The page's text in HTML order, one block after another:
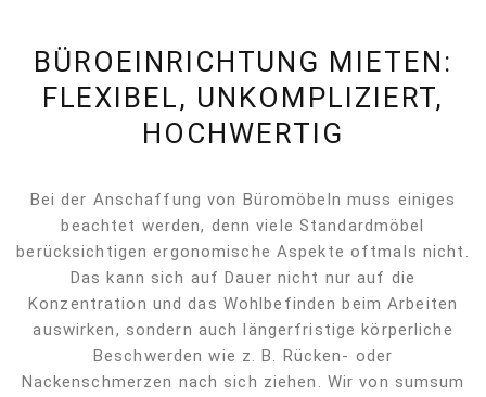
BÜROEINRICHTUNG MIETEN:
FLEXIBEL, UNKOMPLIZIERT,
HOCHWERTIG
Bei der Anschaffung von Büromöbeln muss einiges
beachtet werden, denn viele Standardmöbel
berücksichtigen ergonomische Aspekte oftmals nicht.
Das kann sich auf Dauer nicht nur auf die
Konzentration und das Wohlbefinden beim Arbeiten
auswirken, sondern auch längerfristige körperliche
Beschwerden wie z. B. Rücken- oder
Nackenschmerzen nach sich ziehen. Wir von sumsum